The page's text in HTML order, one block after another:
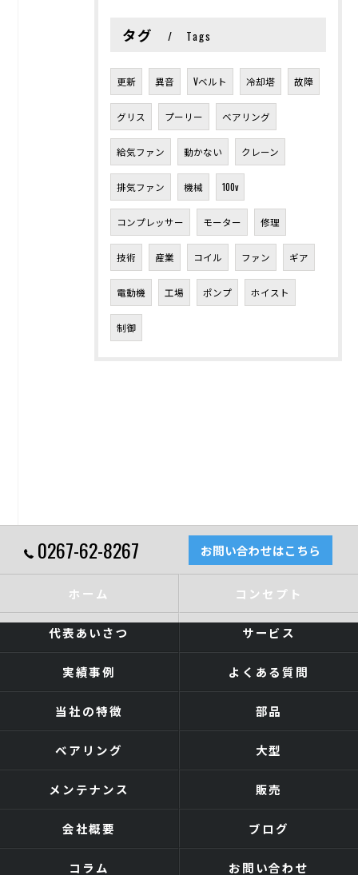
タグ Tags
更新 異音 Vベルト 冷却塔 故障
グリス プーリー ベアリング
給気ファン 動かない クレーン
排気ファン 機械 100v
コンプレッサー モーター 修理
技術 産業 コイル ファン ギア
電動機 工場 ポンプ ホイスト
制御
0267-62-8267 お問い合わせはこちら
ホーム コンセプト
代表あいさつ サービス
実績事例 よくある質問
当社の特徴 部品
ベアリング 大型
メンテナンス 販売
会社概要 ブログ
コラム お問い合わせ